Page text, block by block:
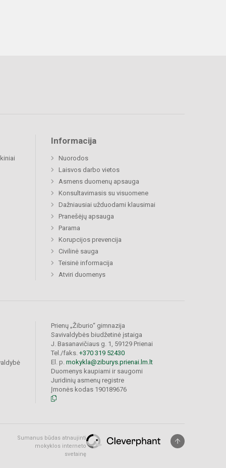
Informacija
Nuorodos
Laisvos darbo vietos
Asmens duomenų apsauga
Konsultavimasis su visuomene
Dažniausiai užduodami klausimai
Pranešėjų apsauga
Parama
Korupcijos prevencija
Civilinė sauga
Teisinė informacija
Atviri duomenys
Prienų „Žiburio“ gimnazija
Savivaldybės biudžetinė įstaiga
J. Basanavičiaus g. 1, 59129 Prienai
Tel./faks. +370 319 52430
El. p. mokykla@ziburys.prienai.lm.lt
Duomenys kaupiami ir saugomi
Juridinių asmenų registre
Įmonės kodas 190189676
Sumanus būdas atnaujinti
mokyklos interneto
svetainę